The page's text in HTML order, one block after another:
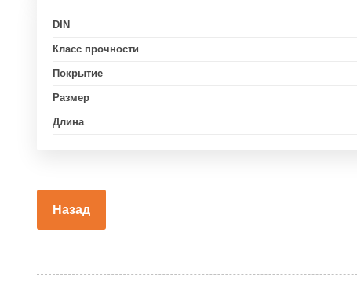
DIN
Класс прочности
Покрытие
Размер
Длина
Назад